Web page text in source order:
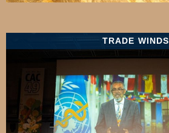
TRADE WINDS